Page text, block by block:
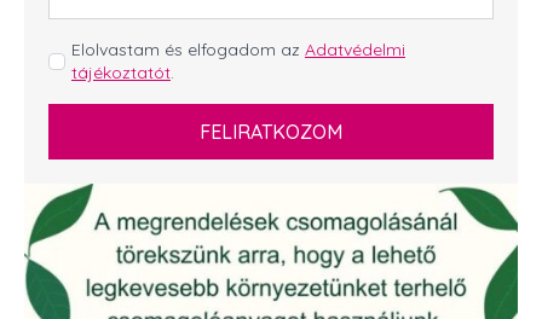
GDPR
*
Elolvastam és elfogadom az Adatvédelmi
tájékoztatót.
FELIRATKOZOM